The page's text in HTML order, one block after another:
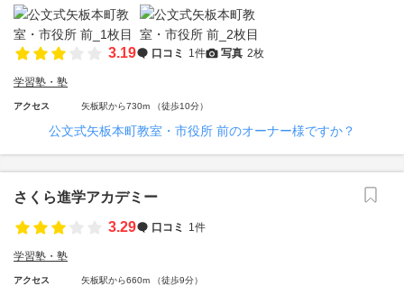
3.19 口コミ 1件 写真 2枚
学習塾・塾
アクセス 矢板駅から730m （徒歩10分）
公文式矢板本町教室・市役所 前のオーナー様ですか？
さくら進学アカデミー
3.29
口コミ 1件
学習塾・塾
アクセス 矢板駅から660m （徒歩9分）